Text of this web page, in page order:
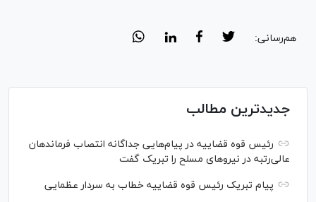
هم‌رسانی:
جدیدترین مطالب
رئیس قوه قضاییه در پیام‌هایی جداگانه انتصاب‌ فرماندهان
عالی‌رتبه در نیروهای مسلح را تبریک گفت
پیام تبریک رئیس قوه قضاییه خطاب به سردار عظمایی